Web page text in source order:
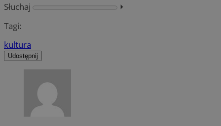
Słuchaj
⏵︎
Tagi:
kultura
Udostępnij